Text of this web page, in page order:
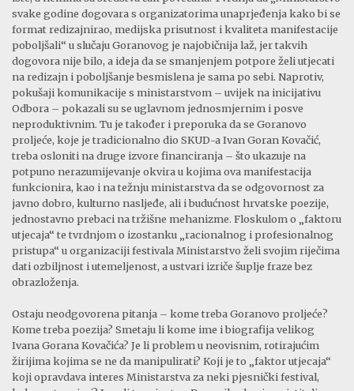
svake godine dogovara s organizatorima unaprjeđenja kako bi se
format redizajnirao, medijska prisutnost i kvaliteta manifestacije
poboljšali“ u slučaju Goranovog je najobičnija laž, jer takvih
dogovora nije bilo, a ideja da se smanjenjem potpore želi utjecati
na redizajn i poboljšanje besmislena je sama po sebi. Naprotiv,
pokušaji komunikacije s ministarstvom – uvijek na inicijativu
Odbora – pokazali su se uglavnom jednosmjernim i posve
neproduktivnim. Tu je također i preporuka da se Goranovo
proljeće, koje je tradicionalno dio SKUD-a Ivan Goran Kovačić,
treba osloniti na druge izvore financiranja – što ukazuje na
potpuno nerazumijevanje okvira u kojima ova manifestacija
funkcionira, kao i na težnju ministarstva da se odgovornost za
javno dobro, kulturno nasljeđe, ali i budućnost hrvatske poezije,
jednostavno prebaci na tržišne mehanizme. Floskulom o „faktoru
utjecaja“ te tvrdnjom o izostanku „racionalnog i profesionalnog
pristupa“ u organizaciji festivala Ministarstvo želi svojim riječima
dati ozbiljnost i utemeljenost, a ustvari izriče šuplje fraze bez
obrazloženja.
Ostaju neodgovorena pitanja – kome treba Goranovo proljeće?
Kome treba poezija? Smetaju li kome ime i biografija velikog
Ivana Gorana Kovačića? Je li problem u neovisnim, rotirajućim
žirijima kojima se ne da manipulirati? Koji je to „faktor utjecaja“
koji opravdava interes Ministarstva za neki pjesnički festival,